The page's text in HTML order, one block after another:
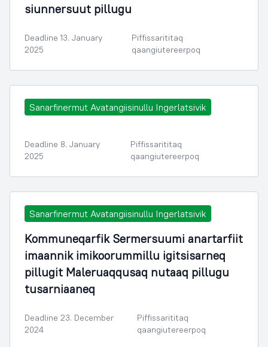
siunnersuut pillugu
Deadline 13. January
2025
Piffissarititaq
qaangiutereerpoq
Sanarfinermut Avatangiisinullu Ingerlatsivik
Deadline 8. January
2025
Piffissarititaq
qaangiutereerpoq
Sanarfinermut Avatangiisinullu Ingerlatsivik
Kommuneqarfik Sermersuumi anartarfiit
imaannik imikoorummillu igitsisarneq
pillugit Maleruaqqusaq nutaaq pillugu
tusarniaaneq
Deadline 23. December
2024
Piffissarititaq
qaangiutereerpoq